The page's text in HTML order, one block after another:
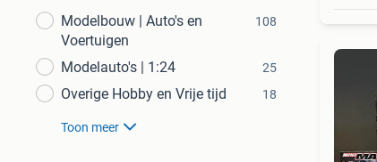
Modelbouw | Auto's en
Voertuigen
108
Modelauto's | 1:24 25
Overige Hobby en Vrije tijd 18
Toon meer